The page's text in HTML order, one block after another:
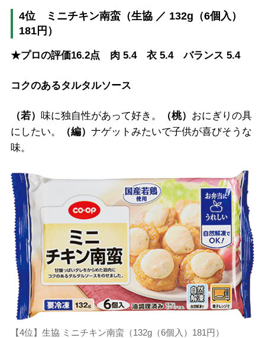
4位 ミニチキン南蛮（生協 ／ 132g（6個入）
181円）
★プロの評価16.2点 肉 5.4 衣 5.4 バランス 5.4
コクのあるタルタルソース
（若） 味に独自性があって好き。 （桃） おにぎりの具
にしたい。
（編） ナゲットみたいで子供が喜びそうな
味。
【4位】生協 ミニチキン南蛮（132g（6個入）181円）